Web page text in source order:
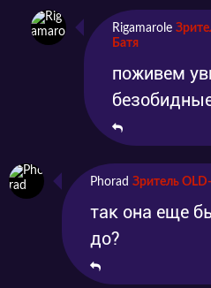
Rigamarole
Батя
поживем
Phorad Зритель
так она еще
до?